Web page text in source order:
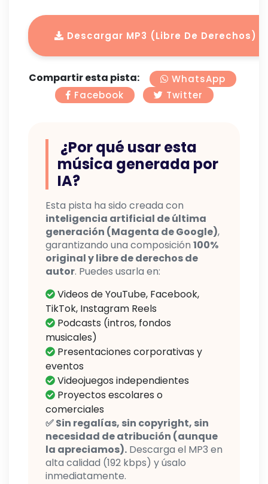
Descargar MP3 (Libre De Derechos)
Compartir esta pista:
WhatsApp
Facebook
Twitter
¿Por qué usar esta
música generada por
IA?
Esta pista ha sido creada con
inteligencia artificial de última
generación (Magenta de Google),
garantizando una composición 100%
original y libre de derechos de
autor. Puedes usarla en:
Videos de YouTube, Facebook,
TikTok, Instagram Reels
Podcasts (intros, fondos
musicales)
Presentaciones corporativas y
eventos
Videojuegos independientes
Proyectos escolares o
comerciales
✅ Sin regalías, sin copyright, sin
necesidad de atribución (aunque
la apreciamos).Descarga el MP3 en
alta calidad (192 kbps) y úsalo
inmediatamente.